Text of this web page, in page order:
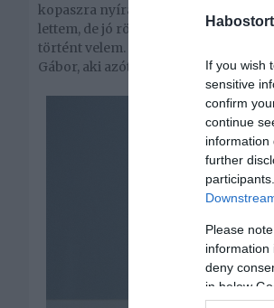
If you wish
sensitive
confirm
continue
information
further
Please
information
deny
in below
kopaszra nyíratják a fejüket, hogy
lettem, de jó rövid lett a hajam, én
történt velem. (...) És hihetetlen, de
Gábor, aki azóta a párom, a társam,